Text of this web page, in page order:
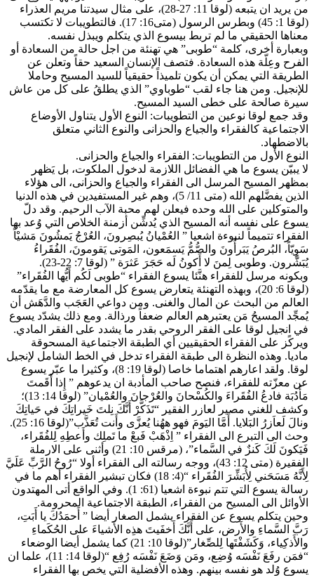
من يريد ان يتبعه (لوقا 11: 27-28)، على مثال سيدتنا مريم العذراء
(لوقا 1: 45) وبطرس الرسول (متى16: 17). فالتطويبات لا تكتسب
معناها الحقيقي ما لم تربط بيسوع الذي يتكلم ويبذل نفسه.
وبعبارة أخرى، كلمة “طوبى” هي تهنئة من اجل حالة من السعادة أو
الفرح وعِلّة هذه السعادة. فتصف الإنسان السعيد حقاً وتعلن عن
الطريقة التي يمكن أن يكون تلميذاً حقيقياً للسيد المسيح وحاملا
للإنجيل. ومن هنا جاء لقب “طوباوي” الذي يطلقُ على كل من عاش
سيرة صالحة على خطى السيد المسيح.
وقد جمع لوقا نوعين من التطويبات: النوع الأول يتناول الأوضاع
الاجتماعية كالفقراء والجياع والحزانى والنوع الثاني متعلق
بالاضطهاد.
النوع الأول من التطويبات: الفقراء والجياع والحزانى.
لا يبيّن يسوع ما هي الفضائل اللازمة لدخول الملكوت، بل يَظهر
بمظهر المسيح المرسل الى الفقراء والجياع والحزانى، الى هؤلاء
الذين يفضَّلهم الله (متى 11/ 5)، وهم غير المستفيدين في هذه الدنيا
والمتوكلين على الله وحده فيعلن لهم محبة الآب الرحيم. وقد دلّ
يسوع على نفسه أنه المسيح الذي يُدشِّن أزمنة الخلاص التي وُعد بها
الفقراء تتميماً لنبوءة اشعيا ” العُمْيانُ يُبصِرونَ، العُرْجُ يَمشُونَ مَشيْاً
سَوِيّاً، البُرصُ يَبَرأُونَ والصُّمُّ يَسمَعون، المَوتى يَقومونَ، الفُقَراءُ
يُبَشَّرون. وطوبى لِمنَ لا أَكونُ لَه حَجَرَ عَثرَة ” (لوقا 7: 22-23).
وبكونه مرسل للفقراء هنَّئا يسوع الفقراء “طوبى لَكُم أَيُّها الفُقَراء”
(لوقا 6: 20)، وبهذه التهنئة يتعارض يسوع كل المعارضة مع ما يقدّمه
العالم من البحث عن المال والغنى. ومن دواعي العَجَب والدَّهَش أن
يُمجِّد المسيحُ مَن يعتبرهم العالم ضعفاً ورذالة. ومع ذلك يشدّد يسوع
في انجيل لوقا على الفقر الروحي بقدر ما يشدد على الفقر المادي.
ويركًز على الفقراء الحقيقيين أي الطبقة الاجتماعية المسحوقة
ماديا. وهذه النظرة الى طبقة الفقراء تدخل في الخط الشامل لإنجيل
لوقا. ولقد اعارهم اهتماما خاصا (لوقا 19: 8)، وكثيرا ما عبّر يسوع
عن معزّته للفقراء، فنصح صاحب المأدبة ان يدعوهم ” إِذا أَقَمتَ
مَأَدُبَة فادعُ الفُقَراءَ والكُسْحانَ والعُرْجانَ والعُمْيان” (لوقا 14: 13)؛
وكشف للغني مصير لعازر الفقير “تَذَكَّرْ أَنَّكَ نِلتَ خَيراتِكَ في حَياتِكَ
ونالَ لَعاَزرُ البَلايا. أَمَّا اليَومَ فهو ههُنا يُعزَّى وأَنت تُعَذَّب”(لوقا 16: 25).
وحث الى التبرع الى الفقراء ” اِذْهَبْ فَبعْ ما تَملِك وأَعطِهِ لِلفُقَراء،
فَيَكونَ لَكَ كَنزٌ في السَّماء”، (مرقس 10: 21) وأثنى على الارملة
الفقيرة (متى 12: 43)، ووجه رسالته الى الفقراء أولا “رُوحُ الرَّبِّ عَلَيَّ
لِأَنَّهُ مَسَحَني لِأُبَشِّرَ الفُقَراء “(4: 18) فكان تبشير الفقراء أهم ما في
رسالة يسوع التي تتم نبوءة اشعيا (61: 1). وفي الواقع أتى المهتدون
الأوائل الى المسيح من الفقراء، الطبقة الاجتماعية المحرومة.
وحين يتكلم يسوع عن الفقراء يشمل الصغار أيضا ” أَحمَدُكَ يا أَبَتِ،
رَبَّ السَّماءِ والأَرض، على أَنَّكَ أَخفَيتَ هذِه الأَشياءَ على الحُكَماءِ
والأَذكِياء، وَكَشَفْتَها لِلصِّغار”(لوقا 10: 21) كما يشمل أيضا الوضعاء
“فمَن رفَعَ نَفْسَه وُضِع، ومَن وَضَعَ نَفْسَه رُفِع “(لوقا 14: 11)، علما ان
يسوع وُلد هو نفسه بينهم. وهذه الأفضلية التي يخص بها الفقراء